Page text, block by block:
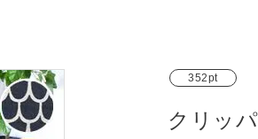
352pt
クリッ